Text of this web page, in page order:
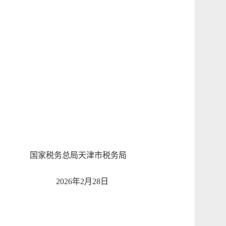
国家税务总局天津市税务局
2026年2月28日